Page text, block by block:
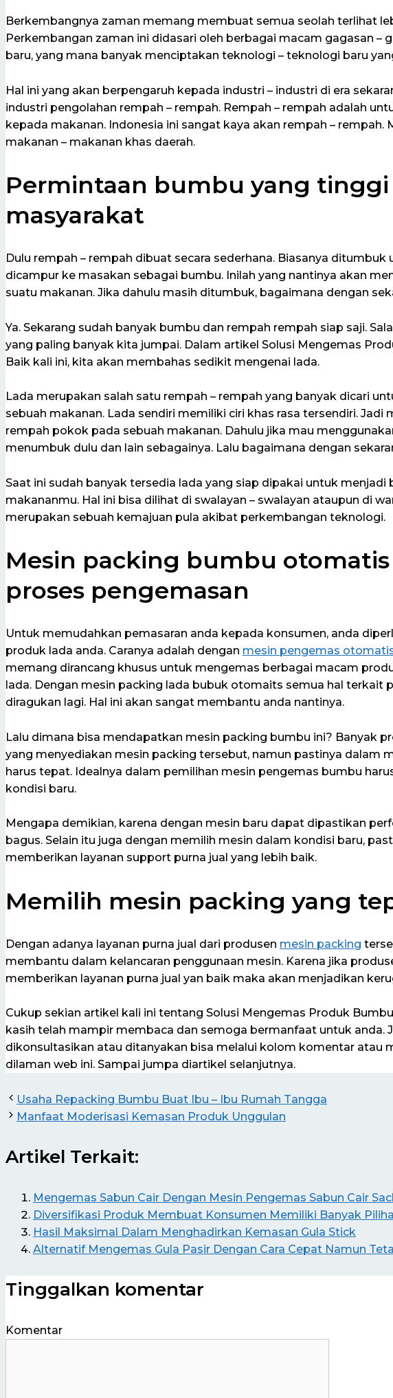
Berkembangnya zaman memang membuat semua seolah terlihat
Perkembangan zaman ini didasari oleh berbagai macam gagasan –
baru, yang mana banyak menciptakan teknologi – teknologi baru
Hal ini yang akan berpengaruh kepada industri – industri di era
industri pengolahan rempah – rempah. Rempah – rempah adalah
kepada makanan. Indonesia ini sangat kaya akan rempah – rempah.
makanan – makanan khas daerah.
Permintaan bumbu yang tinggi
masyarakat
Dulu rempah – rempah dibuat secara sederhana. Biasanya
dicampur ke masakan sebagai bumbu. Inilah yang nantinya akan
suatu makanan. Jika dahulu masih ditumbuk, bagaimana dengan
Ya. Sekarang sudah banyak bumbu dan rempah rempah siap saji.
yang paling banyak kita jumpai. Dalam artikel Solusi Mengemas
Baik kali ini, kita akan membahas sedikit mengenai lada.
Lada merupakan salah satu rempah – rempah yang banyak dicari
sebuah makanan. Lada sendiri memiliki ciri khas rasa tersendiri. Jadi
rempah pokok pada sebuah makanan. Dahulu jika mau
menumbuk dulu dan lain sebagainya. Lalu bagaimana dengan
Saat ini sudah banyak tersedia lada yang siap dipakai untuk menjadi
makananmu. Hal ini bisa dilihat di swalayan – swalayan ataupun di
merupakan sebuah kemajuan pula akibat perkembangan teknologi.
Mesin packing bumbu otomatis
proses pengemasan
Untuk memudahkan pemasaran anda kepada konsumen, anda
produk lada anda. Caranya adalah dengan mesin pengemas
memang dirancang khusus untuk mengemas berbagai macam
lada. Dengan mesin packing lada bubuk otomaits semua hal terkait
diragukan lagi. Hal ini akan sangat membantu anda nantinya.
Lalu dimana bisa mendapatkan mesin packing bumbu ini? Banyak
yang menyediakan mesin packing tersebut, namun pastinya dalam
harus tepat. Idealnya dalam pemilihan mesin pengemas bumbu
kondisi baru.
Mengapa demikian, karena dengan mesin baru dapat dipastikan
bagus. Selain itu juga dengan memilih mesin dalam kondisi baru,
memberikan layanan support purna jual yang lebih baik.
Memilih mesin packing yang
Dengan adanya layanan purna jual dari produsen mesin packing
membantu dalam kelancaran penggunaan mesin. Karena jika
memberikan layanan purna jual yan baik maka akan menjadikan
Cukup sekian artikel kali ini tentang Solusi Mengemas Produk
kasih telah mampir membaca dan semoga bermanfaat untuk anda.
dikonsultasikan atau ditanyakan bisa melalui kolom komentar atau
dilaman web ini. Sampai jumpa diartikel selanjutnya.
Usaha Repacking Bumbu Buat Ibu – Ibu Rumah Tangga
Manfaat Moderisasi Kemasan Produk Unggulan
Artikel Terkait:
Mengemas Sabun Cair Dengan Mesin Pengemas Sabun Cair
Diversifikasi Produk Membuat Konsumen Memiliki Banyak
Hasil Maksimal Dalam Menghadirkan Kemasan Gula Stick
Alternatif Mengemas Gula Pasir Dengan Cara Cepat Namun
Tinggalkan komentar
Komentar